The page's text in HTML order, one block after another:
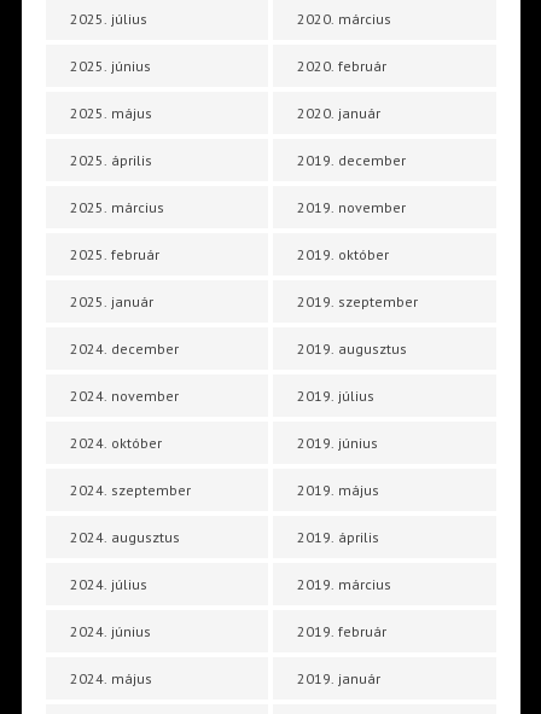
2025. július
2025. június
2025. május
2025. április
2025. március
2025. február
2025. január
2024. december
2024. november
2024. október
2024. szeptember
2024. augusztus
2024. július
2024. június
2024. május
2020. március
2020. február
2020. január
2019. december
2019. november
2019. október
2019. szeptember
2019. augusztus
2019. július
2019. június
2019. május
2019. április
2019. március
2019. február
2019. január